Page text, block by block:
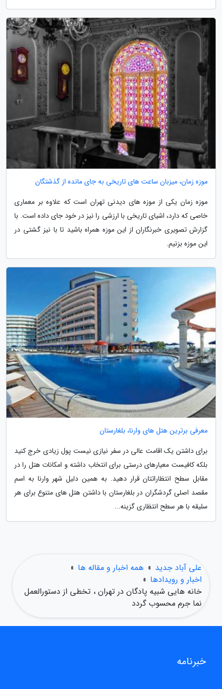
موزه زمان، میزبان ساعت های تاریخی به جای مانده از گذشتگان
موزه زمان یکی از موزه های دیدنی تهران است که علاوه بر معماری
خاصی که دارد، اشیای تاریخی با ارزشی را نیز در خود جای داده است. با
گزارش تصویری خبرنگاران از این موزه همراه باشید تا با نیز گشتی در
این موزه بزنیم.
معرفی برترین هتل های وارنا، بلغارستان
برای داشتن یک اقامت عالی در سفر نیازی نیست پول زیادی خرج کنید
بلکه کافیست معیارهای درستی برای انتخاب داشته و امکانات هتل را در
مقابل سطح انتظاراتتان قرار دهید. به همین دلیل شهر وارنا به اسم
مقصد اصلی گردشگران در بلغارستان با داشتن هتل های متنوع برای هر
سلیقه با هر سطح انتظاری گزینه...
علی آباد جدید » همه اخبار و مقاله ها »
اخبار و رویدادها »
خانه هایی شبیه پادگان در تهران ، تخطی از دستورالعمل
نما جرم محسوب گردد
خبرنامه